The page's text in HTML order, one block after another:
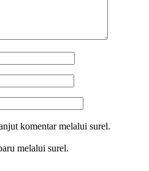
komentar melalui surel.
melalui surel.